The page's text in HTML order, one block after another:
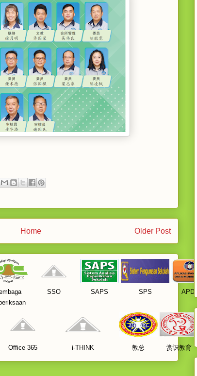
Older Post
Home
SSO SAPS SPS APDM
Office 365 i-THINK 教总 赏识教育